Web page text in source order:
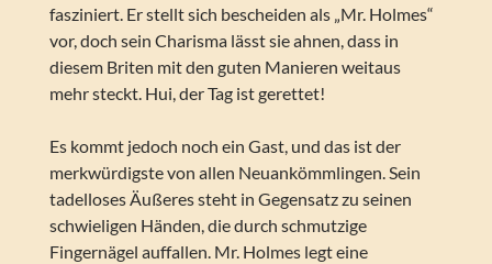
fasziniert. Er stellt sich bescheiden als „Mr. Holmes“
vor, doch sein Charisma lässt sie ahnen, dass in
diesem Briten mit den guten Manieren weitaus
mehr steckt. Hui, der Tag ist gerettet!
Es kommt jedoch noch ein Gast, und das ist der
merkwürdigste von allen Neuankömmlingen. Sein
tadelloses Äußeres steht in Gegensatz zu seinen
schwieligen Händen, die durch schmutzige
Fingernägel auffallen. Mr. Holmes legt eine